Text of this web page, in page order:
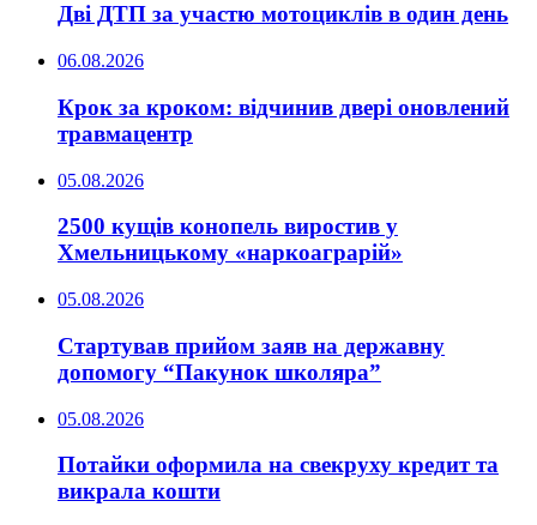
Дві ДТП за участю мотоциклів в один день
06.08.2026
Крок за кроком: відчинив двері оновлений
травмацентр
05.08.2026
2500 кущів конопель виростив у
Хмельницькому «наркоаграрій»
05.08.2026
Стартував прийом заяв на державну
допомогу “Пакунок школяра”
05.08.2026
Потайки оформила на свекруху кредит та
викрала кошти